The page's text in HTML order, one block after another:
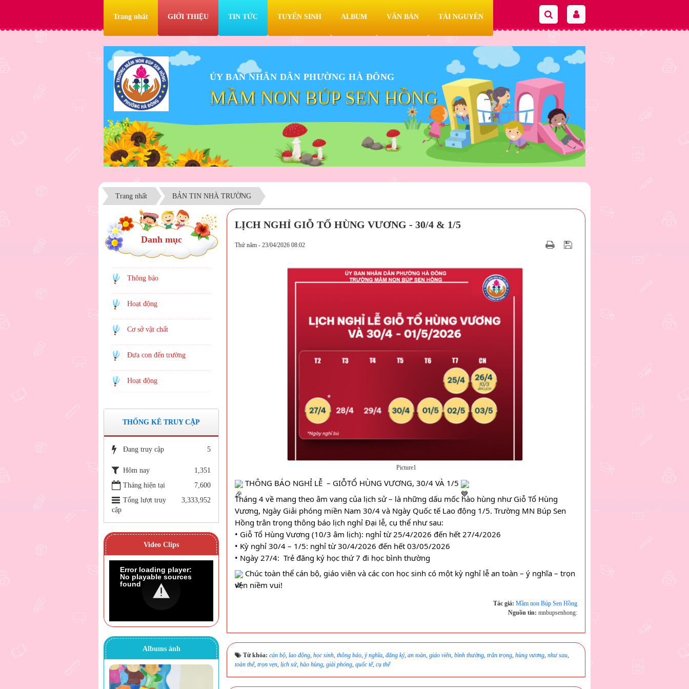
Trang nhất GIỚI THIỆU TIN TỨC TUYỂN SINH ALBUM VĂN BẢN TÀI NGUYÊN
ỦY BAN NHÂN DÂN PHƯỜNG HÀ ĐÔNG
MẦM NON BÚP SEN HỒNG
Trang nhất BẢN TIN NHÀ TRƯỜNG
LỊCH NGHỈ GIỖ TỔ HÙNG VƯƠNG - 30/4 & 1/5
Thứ năm - 23/04/2026 08:02
Picture1
THÔNG BÁO NGHỈ LỄ  – GIỖTỔ HÙNG VƯƠNG, 30/4 VÀ 1/5
Tháng 4 về mang theo âm vang của lịch sử – là những dấu mốc hào hùng như Giỗ Tổ Hùng
Vương, Ngày Giải phóng miền Nam 30/4 và Ngày Quốc tế Lao động 1/5. Trường MN Búp Sen
Hồng trân trọng thông báo lịch nghỉ Đại lễ, cụ thể như sau:
• Giỗ Tổ Hùng Vương (10/3 âm lịch): nghỉ từ 25/4/2026 đến hết 27/4/2026
• Kỳ nghỉ 30/4 – 1/5: nghỉ từ 30/4/2026 đến hết 03/05/2026
• Ngày 27/4:  Trẻ đăng ký học thứ 7 đi học bình thường
Chúc toàn thể cán bộ, giáo viên và các con học sinh có một kỳ nghỉ lễ an toàn – ý nghĩa – trọn
vẹn niềm vui!
Tác giả: Mầm non Búp Sen Hồng
Nguồn tin: mnbupsenhong:
Từ khóa: cán bộ, lao động, học sinh, thông báo, ý nghĩa, đăng ký, an toàn, giáo viên, bình thường, trân trọng, hùng vương, như sau,
toàn thể, trọn vẹn, lịch sử, hào hùng, giải phóng, quốc tế, cụ thể
Danh mục
Thông báo
Hoạt động
Cơ sở vật chất
Đưa con đến trường
Hoạt động
THỐNG KÊ TRUY CẬP
Đang truy cập 5
Hôm nay
1,351
Tháng hiện tại
7,600
Tổng lượt truy
cập
3,333,952
Video Clips
Error loading player:
No playable sources
found
Albums ảnh